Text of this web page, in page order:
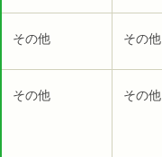
その他 その他
その他 その他